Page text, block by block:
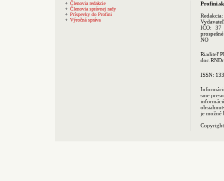
Členovia redakcie
Členovia správnej rady
Príspevky do Profini
Výročná správa
Profini.sk
Redakcia:
IČO: 37
NO
Riaditeľ
ISSN:
sme
je možné